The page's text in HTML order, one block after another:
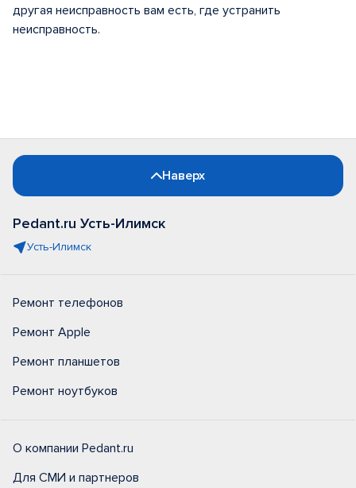
другая неисправность вам есть, где устранить
неисправность.
Наверх
Pedant.ru Усть-Илимск
Усть-Илимск
Ремонт телефонов
Ремонт Apple
Ремонт планшетов
Ремонт ноутбуков
О компании Pedant.ru
Для СМИ и партнеров